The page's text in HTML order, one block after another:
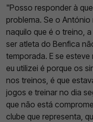
"Posso responder à
problema. Se o
naquilo que é o treino,
ser atleta do Benfica
temporada. E se
eu utilizei é porque os
nos treinos, é que
jogos e treinar no dia
que não está
clube que representa,